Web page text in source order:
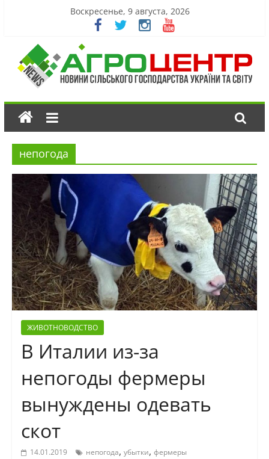
Воскресенье, 9 августа, 2026
непогода
ЖИВОТНОВОДСТВО
В Италии из-за
непогоды фермеры
вынуждены одевать
скот
14.01.2019 непогода, убытки, фермеры